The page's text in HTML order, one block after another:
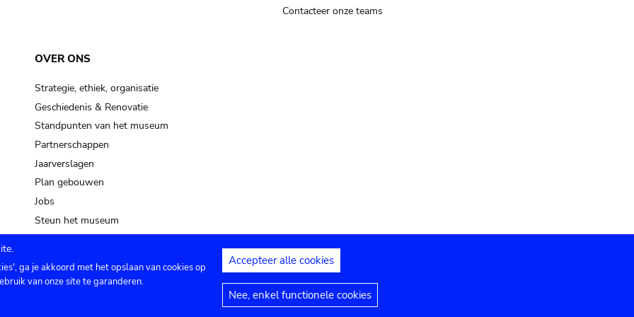
Contacteer onze teams
OVER ONS
Strategie, ethiek, organisatie
Geschiedenis & Renovatie
Standpunten van het museum
Partnerschappen
Jaarverslagen
Plan gebouwen
Jobs
Steun het museum
Privacy instellingen Juridische mededelingen
ga je akkoord met het opslaan van cookies op
van onze site te garanderen.
Accepteer alle cookies
Nee, enkel functionele cookies